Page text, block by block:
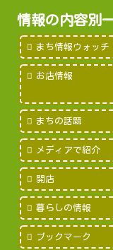
情報の内容別
まち情報ウォッチ
お店情報
まちの話題
メディアで紹介
開店
暮らしの情報
ブックマーク